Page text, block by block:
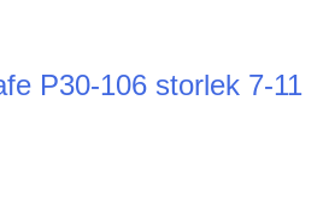
P30-106 storlek 7-11